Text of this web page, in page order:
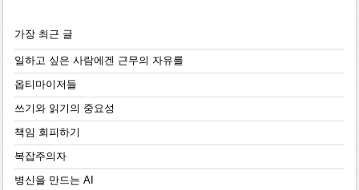
가장 최근 글
일하고 싶은 사람에겐 근무의 자유를
옵티마이저들
쓰기와 읽기의 중요성
책임 회피하기
복잡주의자
병신을 만드는 AI